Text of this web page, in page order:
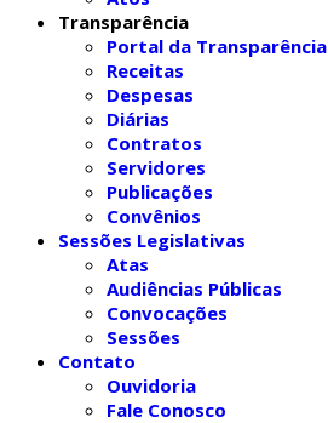
Transparência
Portal da Transparência
Receitas
Despesas
Diárias
Contratos
Servidores
Publicações
Convênios
Sessões Legislativas
Atas
Audiências Públicas
Convocações
Sessões
Contato
Ouvidoria
Fale Conosco